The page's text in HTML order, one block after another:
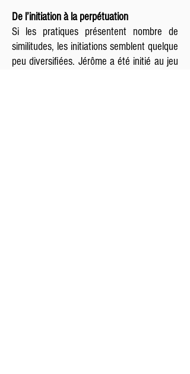
De l’initiation à la perpétuation
Si les pratiques présentent nombre de
similitudes, les initiations semblent quelque
peu diversifiées. Jérôme a été initié au jeu